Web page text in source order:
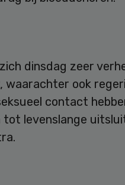
dinsdag zeer
waarachter ook
contact
tot levenslange